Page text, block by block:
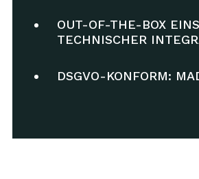
OUT-OF-THE-BOX
TECHNISCHER
DSGVO-KONFORM: